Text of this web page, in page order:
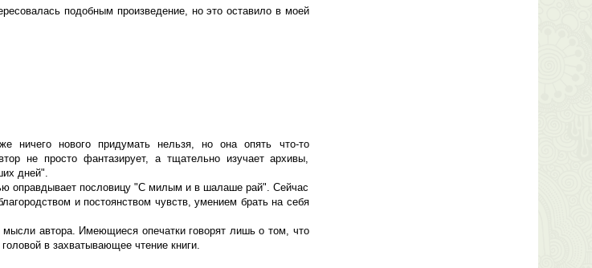
подобным произведение, но это оставило в моей
ничего нового придумать нельзя, но она опять что-то
не просто фантазирует, а тщательно изучает архивы,
дней".
оправдывает пословицу "С милым и в шалаше рай". Сейчас
и постоянством чувств, умением брать на себя
автора. Имеющиеся опечатки говорят лишь о том, что
в захватывающее чтение книги.